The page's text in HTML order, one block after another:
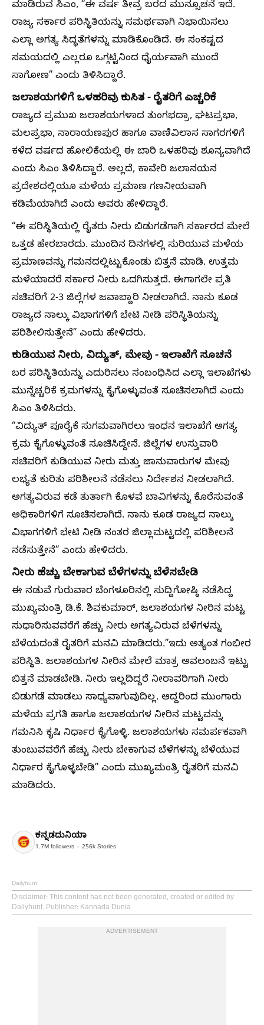
ಮಾಡಿರುವ ಸಿಎಂ, “ಈ ವರ್ಷ ತೀವ್ರ ಬರದ ಮುನ್ಸೂಚನೆ ಇದೆ.
ರಾಜ್ಯ ಸರ್ಕಾರ ಪರಿಸ್ಥಿತಿಯನ್ನು ಸಮರ್ಥವಾಗಿ ನಿಭಾಯಿಸಲು
ಎಲ್ಲಾ ಅಗತ್ಯ ಸಿದ್ಧತೆಗಳನ್ನು ಮಾಡಿಕೊಂಡಿದೆ. ಈ ಸಂಕಷ್ಟದ
ಸಮಯದಲ್ಲಿ ಎಲ್ಲರೂ ಒಗ್ಗಟ್ಟಿನಿಂದ ಧೈರ್ಯವಾಗಿ ಮುಂದೆ
ಸಾಗೋಣ” ಎಂದು ತಿಳಿಸಿದ್ದಾರೆ.
ಜಲಾಶಯಗಳಿಗೆ ಒಳಹರಿವು ಕುಸಿತ - ರೈತರಿಗೆ ಎಚ್ಚರಿಕೆ
ರಾಜ್ಯದ ಪ್ರಮುಖ ಜಲಾಶಯಗಳಾದ ತುಂಗಭದ್ರಾ, ಘಟಪ್ರಭಾ,
ಮಲಪ್ರಭಾ, ನಾರಾಯಣಪುರ ಹಾಗೂ ವಾಣಿವಿಲಾಸ ಸಾಗರಗಳಿಗೆ
ಕಳೆದ ವರ್ಷದ ಹೋಲಿಕೆಯಲ್ಲಿ ಈ ಬಾರಿ ಒಳಹರಿವು ಶೂನ್ಯವಾಗಿದೆ
ಎಂದು ಸಿಎಂ ತಿಳಿಸಿದ್ದಾರೆ. ಅಲ್ಲದೆ, ಕಾವೇರಿ ಜಲಾನಯನ
ಪ್ರದೇಶದಲ್ಲಿಯೂ ಮಳೆಯ ಪ್ರಮಾಣ ಗಣನೀಯವಾಗಿ
ಕಡಿಮೆಯಾಗಿದೆ ಎಂದು ಅವರು ಹೇಳಿದ್ದಾರೆ.
“ಈ ಪರಿಸ್ಥಿತಿಯಲ್ಲಿ ರೈತರು ನೀರು ಬಿಡುಗಡೆಗಾಗಿ ಸರ್ಕಾರದ ಮೇಲೆ
ಒತ್ತಡ ಹೇರಬಾರದು. ಮುಂದಿನ ದಿನಗಳಲ್ಲಿ ಸುರಿಯುವ ಮಳೆಯ
ಪ್ರಮಾಣವನ್ನು ಗಮನದಲ್ಲಿಟ್ಟುಕೊಂಡು ಬಿತ್ತನೆ ಮಾಡಿ. ಉತ್ತಮ
ಮಳೆಯಾದರೆ ಸರ್ಕಾರ ನೀರು ಒದಗಿಸುತ್ತದೆ. ಈಗಾಗಲೇ ಪ್ರತಿ
ಸಚಿವರಿಗೆ 2-3 ಜಿಲ್ಲೆಗಳ ಜವಾಬ್ದಾರಿ ನೀಡಲಾಗಿದೆ. ನಾನು ಕೂಡ
ರಾಜ್ಯದ ನಾಲ್ಕು ವಿಭಾಗಗಳಿಗೆ ಭೇಟಿ ನೀಡಿ ಪರಿಸ್ಥಿತಿಯನ್ನು
ಪರಿಶೀಲಿಸುತ್ತೇನೆ” ಎಂದು ಹೇಳಿದರು.
ಕುಡಿಯುವ ನೀರು, ವಿದ್ಯುತ್, ಮೇವು - ಇಲಾಖೆಗೆ ಸೂಚನೆ
ಬರ ಪರಿಸ್ಥಿತಿಯನ್ನು ಎದುರಿಸಲು ಸಂಬಂಧಿಸಿದ ಎಲ್ಲಾ ಇಲಾಖೆಗಳು
ಮುನ್ನೆಚ್ಚರಿಕೆ ಕ್ರಮಗಳನ್ನು ಕೈಗೊಳ್ಳುವಂತೆ ಸೂಚಿಸಲಾಗಿದೆ ಎಂದು
ಸಿಎಂ ತಿಳಿಸಿದರು.
“ವಿದ್ಯುತ್ ಪೂರೈಕೆ ಸುಗಮವಾಗಿರಲು ಇಂಧನ ಇಲಾಖೆಗೆ ಅಗತ್ಯ
ಕ್ರಮ ಕೈಗೊಳ್ಳುವಂತೆ ಸೂಚಿಸಿದ್ದೇನೆ. ಜಿಲ್ಲೆಗಳ ಉಸ್ತುವಾರಿ
ಸಚಿವರಿಗೆ ಕುಡಿಯುವ ನೀರು ಮತ್ತು ಜಾನುವಾರುಗಳ ಮೇವು
ಲಭ್ಯತೆ ಕುರಿತು ಪರಿಶೀಲನೆ ನಡೆಸಲು ನಿರ್ದೇಶನ ನೀಡಲಾಗಿದೆ.
ಅಗತ್ಯವಿರುವ ಕಡೆ ತುರ್ತಾಗಿ ಕೊಳವೆ ಬಾವಿಗಳನ್ನು ಕೊರೆಸುವಂತೆ
ಅಧಿಕಾರಿಗಳಿಗೆ ಸೂಚಿಸಲಾಗಿದೆ. ನಾನು ಕೂಡ ರಾಜ್ಯದ ನಾಲ್ಕು
ವಿಭಾಗಗಳಿಗೆ ಭೇಟಿ ನೀಡಿ ನಂತರ ಜಿಲ್ಲಾಮಟ್ಟದಲ್ಲಿ ಪರಿಶೀಲನೆ
ನಡೆಸುತ್ತೇನೆ” ಎಂದು ಹೇಳಿದರು.
ನೀರು ಹೆಚ್ಚು ಬೇಕಾಗುವ ಬೆಳೆಗಳನ್ನು ಬೆಳೆಸಬೇಡಿ
ಈ ನಡುವೆ ಗುರುವಾರ ಬೆಂಗಳೂರಿನಲ್ಲಿ ಸುದ್ದಿಗೋಷ್ಠಿ ನಡೆಸಿದ್ದ
ಮುಖ್ಯಮಂತ್ರಿ ಡಿ.ಕೆ. ಶಿವಕುಮಾರ್, ಜಲಾಶಯಗಳ ನೀರಿನ ಮಟ್ಟ
ಸುಧಾರಿಸುವವರೆಗೆ ಹೆಚ್ಚು ನೀರು ಅಗತ್ಯವಿರುವ ಬೆಳೆಗಳನ್ನು
ಬೆಳೆಯದಂತೆ ರೈತರಿಗೆ ಮನವಿ ಮಾಡಿದರು.”ಇದು ಅತ್ಯಂತ ಗಂಭೀರ
ಪರಿಸ್ಥಿತಿ. ಜಲಾಶಯಗಳ ನೀರಿನ ಮೇಲೆ ಮಾತ್ರ ಅವಲಂಬನೆ ಇಟ್ಟು
ಬಿತ್ತನೆ ಮಾಡಬೇಡಿ. ನೀರು ಇಲ್ಲದಿದ್ದರೆ ನೀರಾವರಿಗಾಗಿ ನೀರು
ಬಿಡುಗಡೆ ಮಾಡಲು ಸಾಧ್ಯವಾಗುವುದಿಲ್ಲ. ಆದ್ದರಿಂದ ಮುಂಗಾರು
ಮಳೆಯ ಪ್ರಗತಿ ಹಾಗೂ ಜಲಾಶಯಗಳ ನೀರಿನ ಮಟ್ಟವನ್ನು
ಗಮನಿಸಿ ಕೃಷಿ ನಿರ್ಧಾರ ಕೈಗೊಳ್ಳಿ. ಜಲಾಶಯಗಳು ಸಮರ್ಪಕವಾಗಿ
ತುಂಬುವವರೆಗೆ ಹೆಚ್ಚು ನೀರು ಬೇಕಾಗುವ ಬೆಳೆಗಳನ್ನು ಬೆಳೆಯುವ
ನಿರ್ಧಾರ ಕೈಗೊಳ್ಳಬೇಡಿ” ಎಂದು ಮುಖ್ಯಮಂತ್ರಿ ರೈತರಿಗೆ ಮನವಿ
ಮಾಡಿದರು.
ಕನ್ನಡದುನಿಯಾ
1.7M followers 256k Stories
Dailyhunt
Disclaimer: This content has not been generated, created or edited by
Dailyhunt. Publisher: Kannada Dunia
ADVERTISEMENT